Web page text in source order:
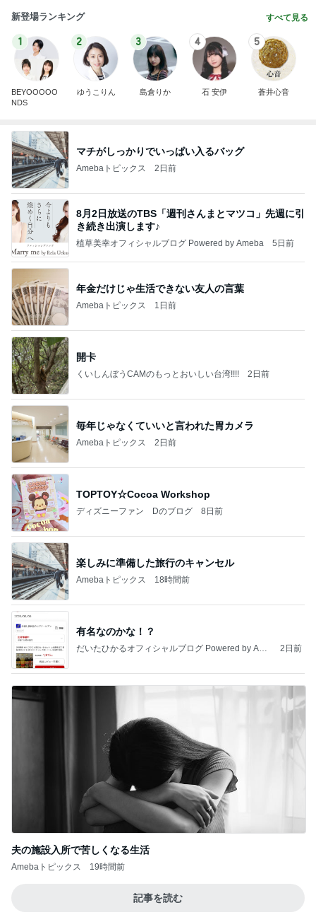
新登場ランキング すべて見る
1
BEYOOOOO
NDS
2
ゆうこりん
3
島倉りか
4
石 安伊
5
蒼井心音
マチがしっかりでいっぱい入るバッグ
Amebaトピックス 2日前
8月2日放送のTBS「週刊さんまとマツコ」先週に引
き続き出演します♪
植草美幸オフィシャルブログ Powered by Ameba 5日前
年金だけじゃ生活できない友人の言葉
Amebaトピックス 1日前
開卡
くいしんぼうCAMのもっとおいしい台湾!!!! 2日前
毎年じゃなくていいと言われた胃カメラ
Amebaトピックス 2日前
TOPTOY☆Cocoa Workshop
ディズニーファン Dのブログ 8日前
楽しみに準備した旅行のキャンセル
Amebaトピックス 18時間前
有名なのかな！？
だいたひかるオフィシャルブログ Powered by Ame
2日前
夫の施設入所で苦しくなる生活
Amebaトピックス 19時間前
記事を読む